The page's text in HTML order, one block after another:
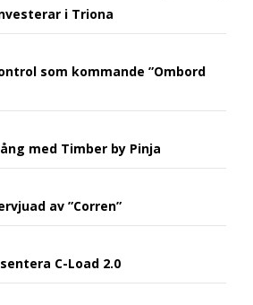
i Triona
som kommande ”Ombord
med Timber by Pinja
av ”Corren”
C-Load 2.0